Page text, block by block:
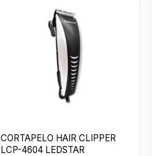
CORTAPELO HAIR CLIPPER
LCP-4604 LEDSTAR